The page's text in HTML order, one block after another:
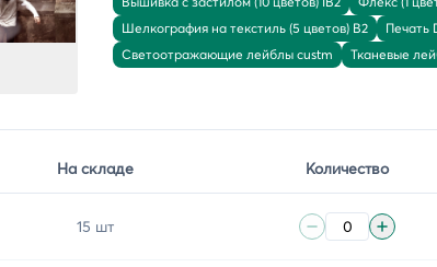
Шелкография на текстиль (5 цветов) B2
Печать
Светоотражающие лейблы custm
Тканевые
На складе Количество
15 шт